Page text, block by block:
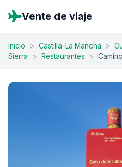
Vente de viaje
Inicio > Castilla-La Mancha >
Sierra
> Restaurantes >